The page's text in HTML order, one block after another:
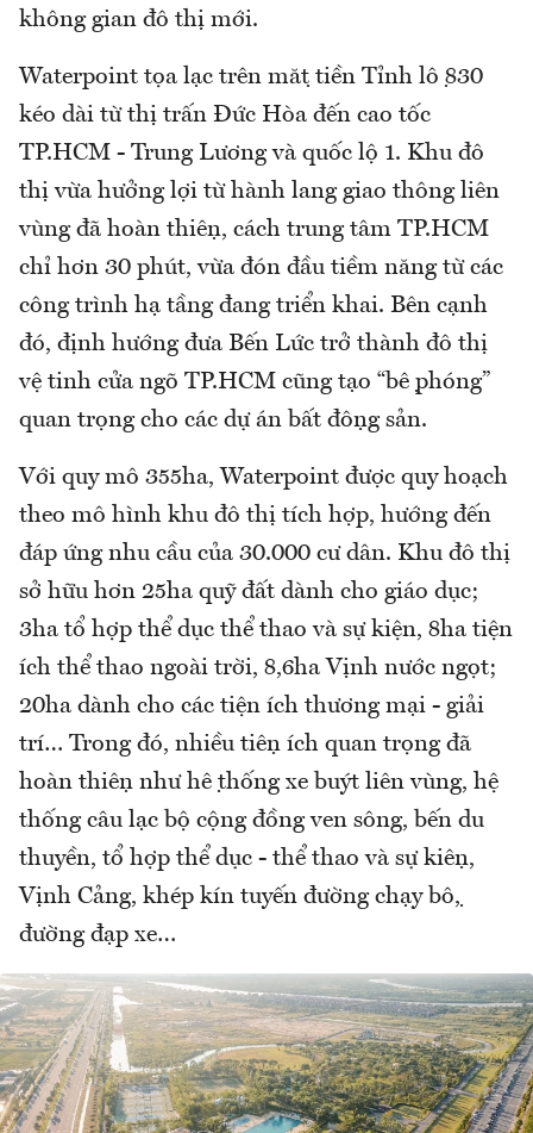
không gian đô thị mới.
Waterpoint tọa lạc trên mặt tiền Tỉnh lộ 830
kéo dài từ thị trấn Đức Hòa đến cao tốc
TP.HCM - Trung Lương và quốc lộ 1. Khu đô
thị vừa hưởng lợi từ hành lang giao thông liên
vùng đã hoàn thiện, cách trung tâm TP.HCM
chỉ hơn 30 phút, vừa đón đầu tiềm năng từ các
công trình hạ tầng đang triển khai. Bên cạnh
đó, định hướng đưa Bến Lức trở thành đô thị
vệ tinh cửa ngõ TP.HCM cũng tạo “bệ phóng”
quan trọng cho các dự án bất động sản.
Với quy mô 355ha, Waterpoint được quy hoạch
theo mô hình khu đô thị tích hợp, hướng đến
đáp ứng nhu cầu của 30.000 cư dân. Khu đô thị
sở hữu hơn 25ha quỹ đất dành cho giáo dục;
3ha tổ hợp thể dục thể thao và sự kiện, 8ha tiện
ích thể thao ngoài trời, 8,6ha Vịnh nước ngọt;
20ha dành cho các tiện ích thương mại - giải
trí… Trong đó, nhiều tiện ích quan trọng đã
hoàn thiện như hệ thống xe buýt liên vùng, hệ
thống câu lạc bộ cộng đồng ven sông, bến du
thuyền, tổ hợp thể dục - thể thao và sự kiện,
Vịnh Cảng, khép kín tuyến đường chạy bộ,
đường đạp xe…